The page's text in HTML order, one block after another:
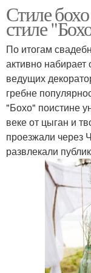
Стиле
стиле
По итогам
активно
ведущих
гребне
"Бохо" поистине
веке от цыган и
проезжали
развлекали